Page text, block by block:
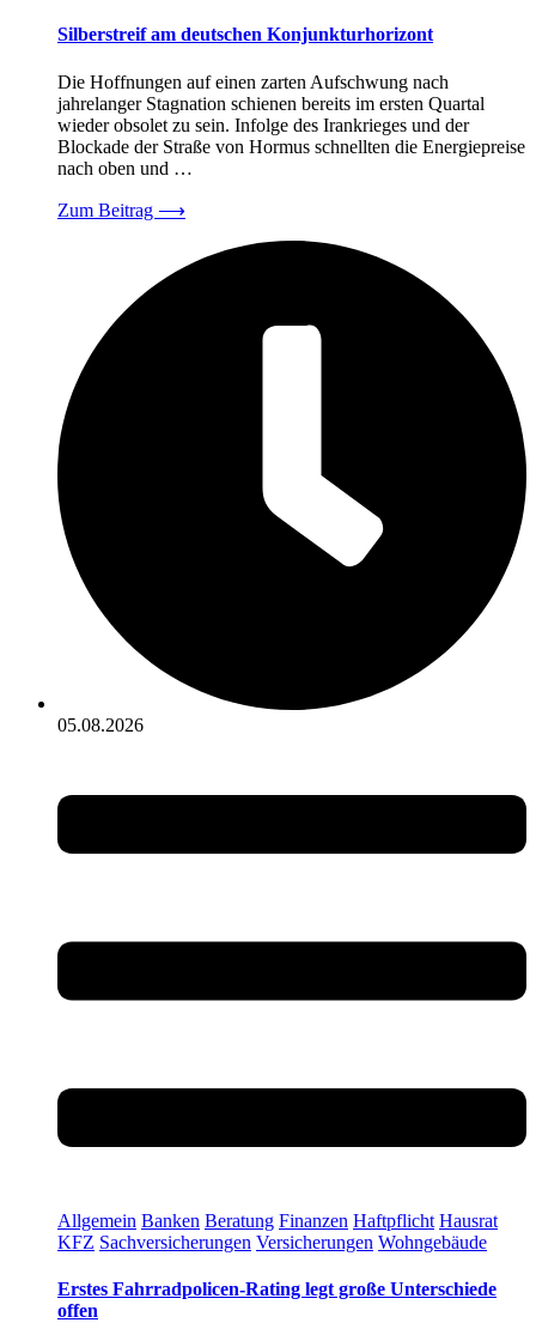
Silberstreif am deutschen Konjunkturhorizont
Die Hoffnungen auf einen zarten Aufschwung nach
jahrelanger Stagnation schienen bereits im ersten Quartal
wieder obsolet zu sein. Infolge des Irankrieges und der
Blockade der Straße von Hormus schnellten die Energiepreise
nach oben und …
Zum Beitrag ⟶
05.08.2026
Allgemein Banken Beratung Finanzen Haftpflicht Hausrat
KFZ Sachversicherungen Versicherungen Wohngebäude
Erstes Fahrradpolicen-Rating legt große Unterschiede
offen